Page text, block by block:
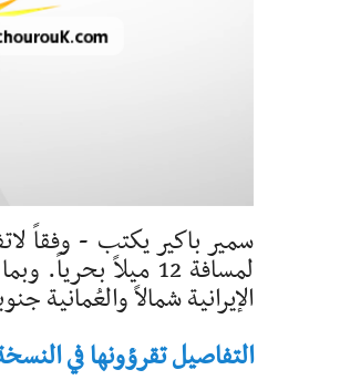
سمير باكير يكتب - وفقاً
الإيرانية شمالاً والعُمانية
التفاصيل تقرؤونها في النسخة